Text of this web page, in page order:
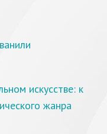
искусстве: к
жанра